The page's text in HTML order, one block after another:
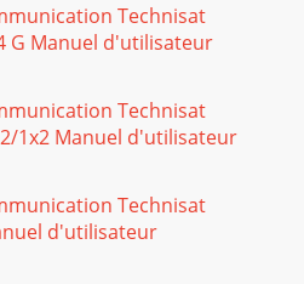
Technisat
G Manuel d'utilisateur
Technisat
1x2 Manuel d'utilisateur
Technisat
d'utilisateur